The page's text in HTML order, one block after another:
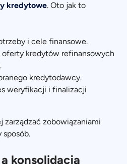
kredytowe. Oto jak to
i cele finansowe.
oferty kredytów refinansowych
kredytodawcy.
weryfikacji i finalizacji
zarządzać zobowiązaniami
konsolidacja